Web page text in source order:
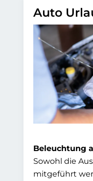
Auto
Beleuchtung
Sowohl die
mitgeführt